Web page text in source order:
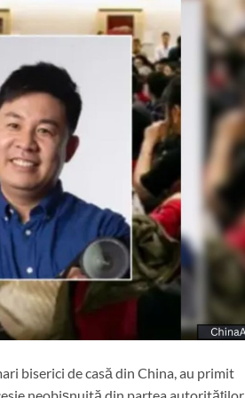
biserici de casă din China, au primit
neobișnuită din partea autorităților.